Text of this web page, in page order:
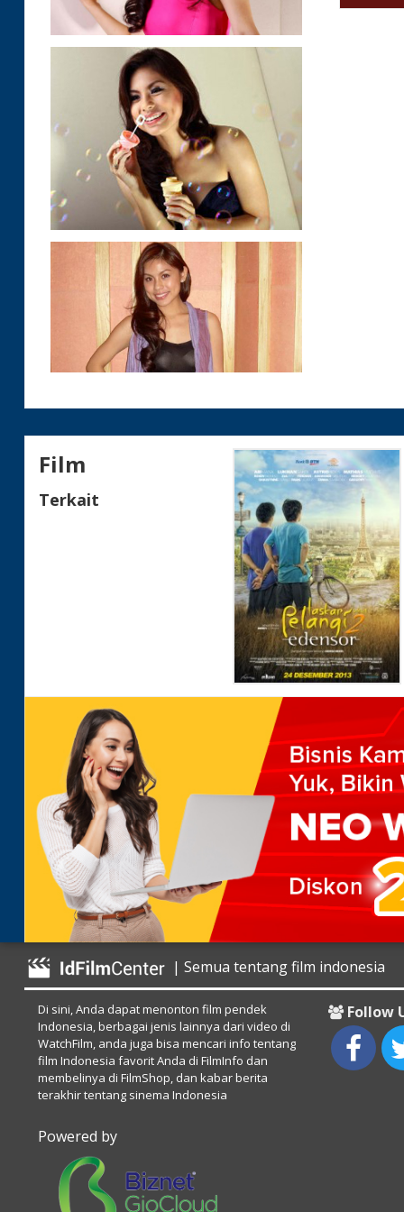
Film
Terkait
| Semua tentang film indonesia
Di sini, Anda dapat menonton film pendek
Indonesia, berbagai jenis lainnya dari video di
WatchFilm, anda juga bisa mencari info tentang
film Indonesia favorit Anda di FilmInfo dan
membelinya di FilmShop, dan kabar berita
terakhir tentang sinema Indonesia
Powered by
Follow